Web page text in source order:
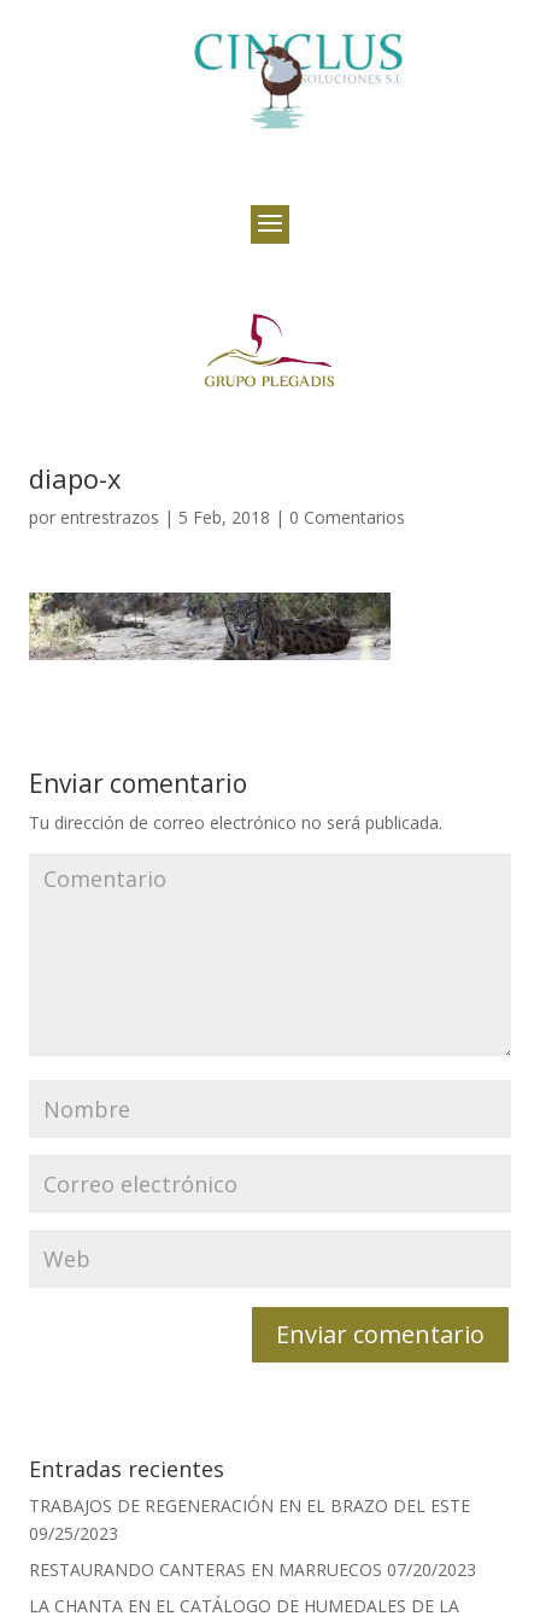
diapo-x
por entrestrazos | 5 Feb, 2018 | 0 Comentarios
Enviar comentario
Tu dirección de correo electrónico no será publicada.
Entradas recientes
TRABAJOS DE REGENERACIÓN EN EL BRAZO DEL ESTE
09/25/2023
RESTAURANDO CANTERAS EN MARRUECOS 07/20/2023
LA CHANTA EN EL CATÁLOGO DE HUMEDALES DE LA